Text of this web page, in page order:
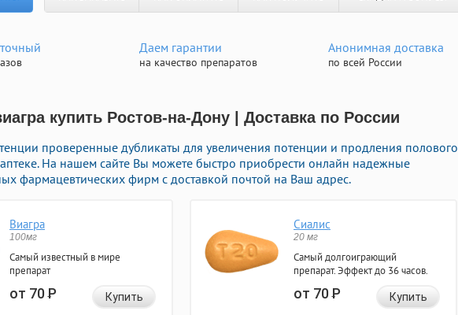
Даем гарантии
на качество препаратов
Анонимная доставка
по всей России
купить Ростов-на-Дону | Доставка по России
проверенные дубликаты для увеличения потенции и продления полового
аптеке. На нашем сайте Вы можете быстро приобрести онлайн надежные
фармацевтических фирм с доставкой почтой на Ваш адрес.
Виагра
100мг
Самый известный в мире
препарат
от 70Р Купить
Сиалис
20 мг
Самый долгоиграющий
препарат. Эффект до 36 часов.
от 70Р Купить